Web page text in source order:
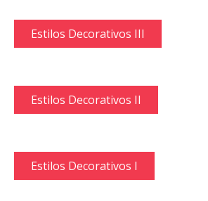
Estilos Decorativos III
Estilos Decorativos II
Estilos Decorativos I